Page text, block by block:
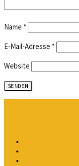
Name *
E-Mail-Adresse *
Website